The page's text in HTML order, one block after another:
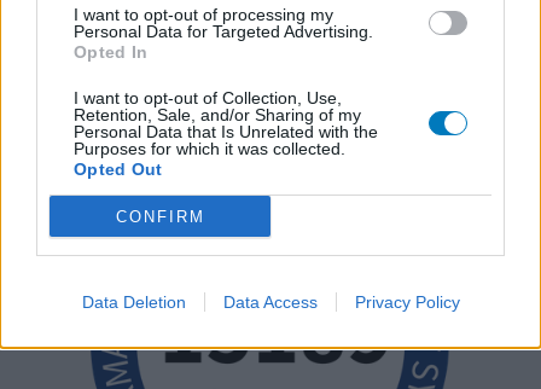
I want to opt-out of processing my
Personal Data for Targeted Advertising.
Opted In
I want to opt-out of Collection, Use,
Retention, Sale, and/or Sharing of my
Personal Data that Is Unrelated with the
Purposes for which it was collected.
Opted Out
CONFIRM
Data Deletion Data Access Privacy Policy